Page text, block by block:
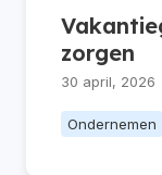
zorgen
30 april, 2026
Ondernemen